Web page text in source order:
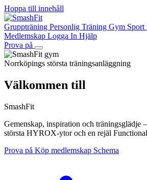
Hoppa till innehåll
Gruppträning Personlig Träning Gym Sport
Medlemskap Logga In Hjälp
Prova på
Norrköpings största träningsanläggning
Välkommen till
SmashFit
Gemenskap, inspiration och träningsglädje
största HYROX-ytor och en rejäl
Prova på Köp medlemskap Schema